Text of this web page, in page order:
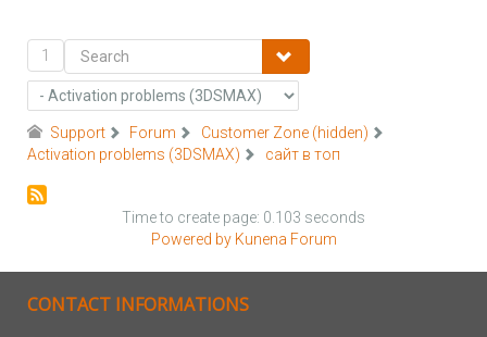
1
Support Forum
Customer Zone (hidden)
Activation problems (3DSMAX)
сайт в топ
Time to create page: 0.103 seconds
Powered by Kunena Forum
CONTACT INFORMATIONS